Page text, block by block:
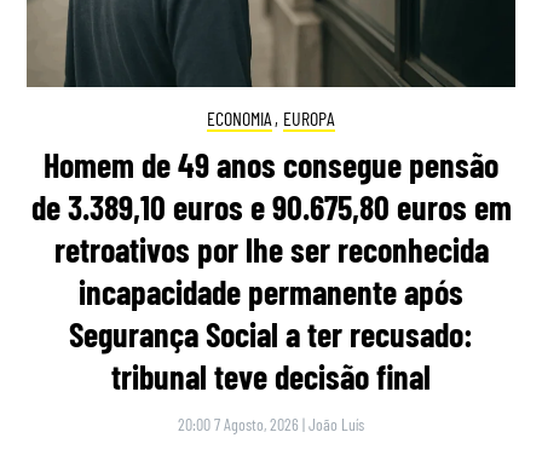
ECONOMIA , EUROPA
Homem de 49 anos consegue pensão
de 3.389,10 euros e 90.675,80 euros em
retroativos por lhe ser reconhecida
incapacidade permanente após
Segurança Social a ter recusado:
tribunal teve decisão final
20:00 7 Agosto, 2026 |João Luís